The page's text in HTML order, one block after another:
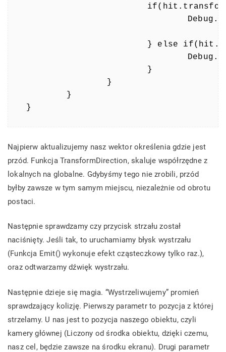
}
Najpierw aktualizujemy nasz wektor określenia gdzie jest
przód. Funkcja TransformDirection, skaluje współrzędne z
lokalnych na globalne. Gdybyśmy tego nie zrobili, przód
byłby zawsze w tym samym miejscu, niezależnie od obrotu
postaci.
Następnie sprawdzamy czy przycisk strzału został
naciśnięty. Jeśli tak, to uruchamiamy błysk wystrzału
(Funkcja Emit() wykonuje efekt cząsteczkowy tylko raz.),
oraz odtwarzamy dźwięk wystrzału.
Następnie dzieje się magia. “Wystrzeliwujemy” promień
sprawdzający kolizję. Pierwszy parametr to pozycja z której
strzelamy. U nas jest to pozycja naszego obiektu, czyli
kamery głównej (Liczony od środka obiektu, dzięki czemu,
nasz cel, będzie zawsze na środku ekranu). Drugi parametr